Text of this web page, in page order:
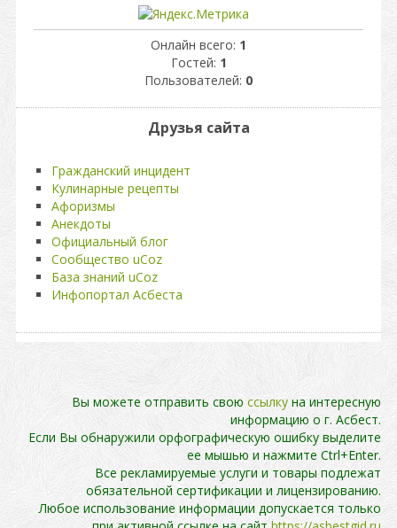
Онлайн всего: 1
Гостей: 1
Пользователей: 0
Друзья сайта
Гражданский инцидент
Кулинарные рецепты
Афоризмы
Анекдоты
Официальный блог
Сообщество uCoz
База знаний uCoz
Инфопортал Асбеста
Вы можете отправить свою ссылку на интересную
информацию о г. Асбест.
Если Вы обнаружили орфографическую ошибку выделите
ее мышью и нажмите Ctrl+Enter.
Все рекламируемые услуги и товары подлежат
обязательной сертификации и лицензированию.
Любое использование информации допускается только